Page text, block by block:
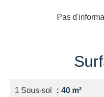
Pas
1 Sous-sol 40 m²